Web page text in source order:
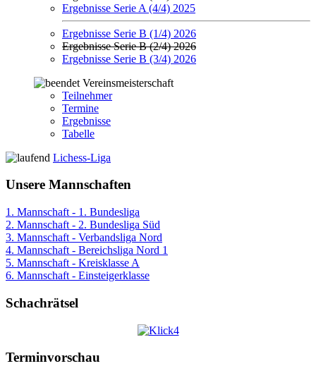
Ergebnisse Serie A (4/4) 2025
Ergebnisse Serie B (1/4) 2026
Ergebnisse Serie B (2/4) 2026
Ergebnisse Serie B (3/4) 2026
Vereinsmeisterschaft
Teilnehmer
Termine
Ergebnisse
Tabelle
Lichess-Liga
Unsere Mannschaften
1. Mannschaft - 1. Bundesliga
2. Mannschaft - 2. Bundesliga Süd
3. Mannschaft - Verbandsliga Nord
4. Mannschaft - Bereichsliga Nord 1
5. Mannschaft - Kreisklasse A
6. Mannschaft - Einsteigerklasse
Schachrätsel
Terminvorschau